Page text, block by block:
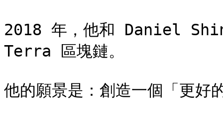
2018 年，他和 Daniel
Terra 區塊鏈。
他的願景是：創造一個「更好